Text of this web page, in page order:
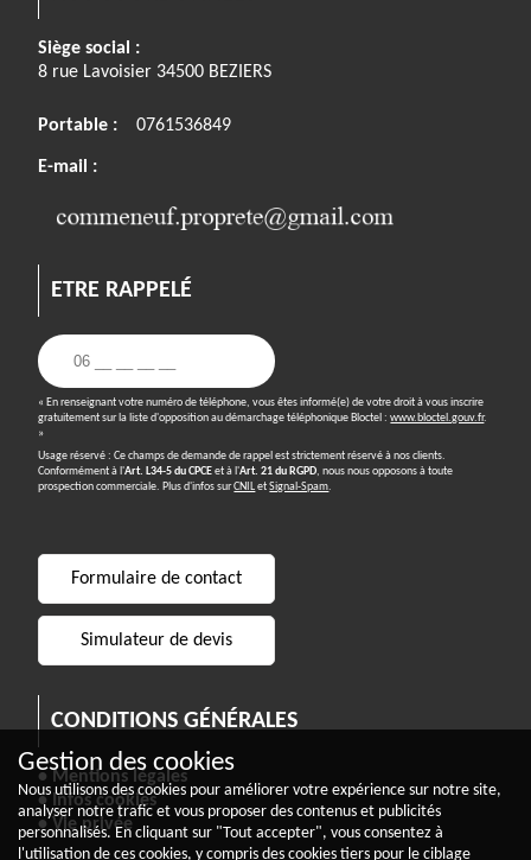
Gestion des cookies
Nous utilisons des cookies pour améliorer votre expérience sur notre site,
analyser notre trafic et vous proposer des contenus et publicités
personnalisés. En cliquant sur "Tout accepter", vous consentez à
l'utilisation de ces cookies, y compris des cookies tiers pour le ciblage
Siège social :
8 rue Lavoisier 34500 BEZIERS
Portable : 0761536849
E-mail :
ETRE RAPPELÉ
« En renseignant votre numéro de téléphone, vous êtes informé(e) de votre droit à vous inscrire
gratuitement sur la liste d'opposition au démarchage téléphonique Bloctel :www.bloctel.gouv.fr.
»
Usage réservé : Ce champs de demande de rappel est strictement réservé à nos clients.
Conformément à l'Art. L34-5 du CPCEet à l'Art. 21 du RGPD, nous nous opposons à toute
prospection commerciale. Plus d'infos surCNILetSignal-Spam.
Formulaire de contact
Simulateur de devis
CONDITIONS GÉNÉRALES
• Mentions légales
• Infos cookies
• Vie privée